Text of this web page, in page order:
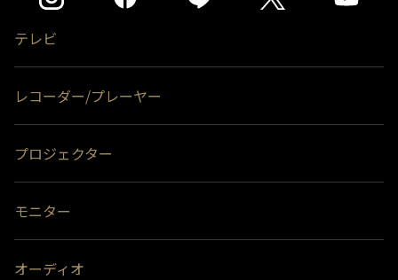
テレビ
レコーダー/プレーヤー
プロジェクター
モニター
オーディオ